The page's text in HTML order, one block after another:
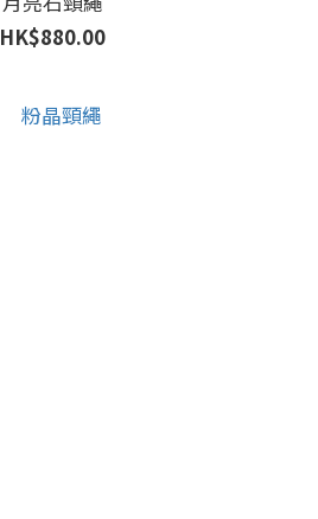
HK$880.00